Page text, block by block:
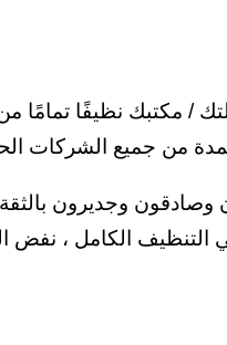
من جميع الشركات
وصادقون وجديرون
هي التنظيف الكامل ،